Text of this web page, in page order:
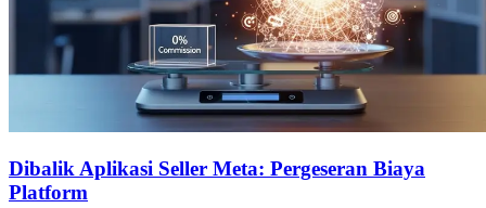
Dibalik Aplikasi Seller Meta: Pergeseran Biaya
Platform